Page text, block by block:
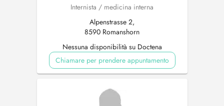
Internista / medicina interna
Alpenstrasse 2,
8590 Romanshorn
Nessuna disponibilità su Doctena
Chiamare per prendere appuntamento